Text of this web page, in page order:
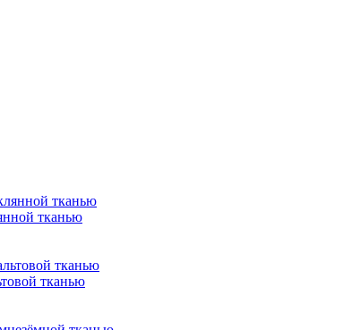
тканью
тканью